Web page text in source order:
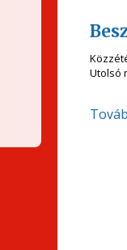
Utolsó